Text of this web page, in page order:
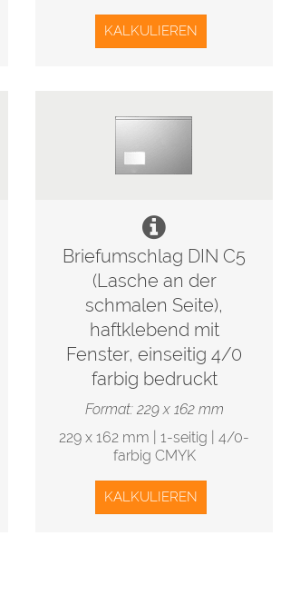
KALKULIEREN
Briefumschlag DIN C5
(Lasche an der
schmalen Seite),
haftklebend mit
Fenster, einseitig 4/0
farbig bedruckt
Format: 229 x 162 mm
229 x 162 mm | 1-seitig | 4/0-
farbig CMYK
KALKULIEREN